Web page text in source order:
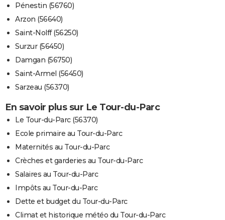
Pénestin (56760)
Arzon (56640)
Saint-Nolff (56250)
Surzur (56450)
Damgan (56750)
Saint-Armel (56450)
Sarzeau (56370)
En savoir plus sur Le Tour-du-Parc
Le Tour-du-Parc (56370)
Ecole primaire au Tour-du-Parc
Maternités au Tour-du-Parc
Crèches et garderies au Tour-du-Parc
Salaires au Tour-du-Parc
Impôts au Tour-du-Parc
Dette et budget du Tour-du-Parc
Climat et historique météo du Tour-du-Parc